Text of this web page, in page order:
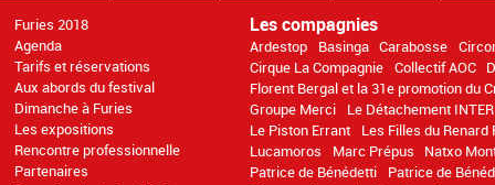
Furies 2018
Agenda
Tarifs et réservations
Aux abords du festival
Dimanche à Furies
Les expositions
Rencontre professionnelle
Partenaires
Les compagnies
Ardestop Basinga Carabosse
Cirque La Compagnie Collectif AOC
Florent Bergal et la 31e promotion du
Groupe Merci
Le Détachement
Le Piston Errant
Les Filles du Renard
Lucamoros
Marc Prépus
Natxo
Patrice de Bénédetti
Patrice de
2016 >2014